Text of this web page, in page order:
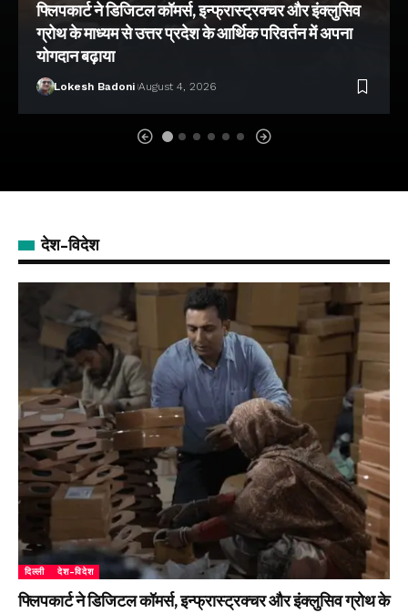
फ्लिपकार्ट ने डिजिटल कॉमर्स, इन्फ्रास्ट्रक्चर और इंक्लुसिव
ग्रोथ के माध्यम से उत्तर प्रदेश के आर्थिक परिवर्तन में अपना
योगदान बढ़ाया
Lokesh Badoni August 4, 2026
देश-विदेश
दिल्ली देश-विदेश
फ्लिपकार्ट ने डिजिटल कॉमर्स, इन्फ्रास्ट्रक्चर और इंक्लुसिव ग्रोथ के